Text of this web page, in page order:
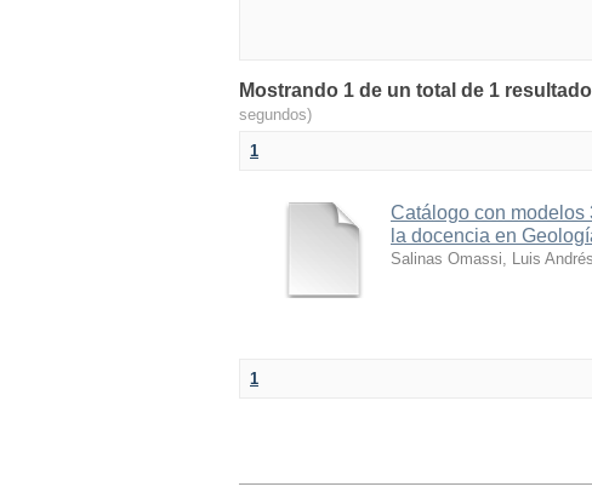
Mostrando 1 de un total de 1
segundos)
1
Catálogo con modelos
la docencia en
Salinas Omassi, Luis Andrés
1